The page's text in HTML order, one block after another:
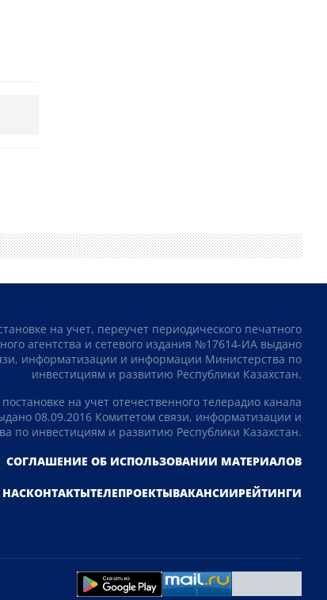
на учет, переучет периодического печатного
агентства и сетевого издания №17614-ИА выдано
информатизации и информации Министерства по
инвестициям и развитию Республики Казахстан.
на учет отечественного телерадио канала
08.09.2016 Комитетом связи, информатизации и
по инвестициям и развитию Республики Казахстан.
СОГЛАШЕНИЕ ОБ ИСПОЛЬЗОВАНИИ МАТЕРИАЛОВ
КОНТАКТЫТЕЛЕПРОЕКТЫВАКАНСИИРЕЙТИНГИ